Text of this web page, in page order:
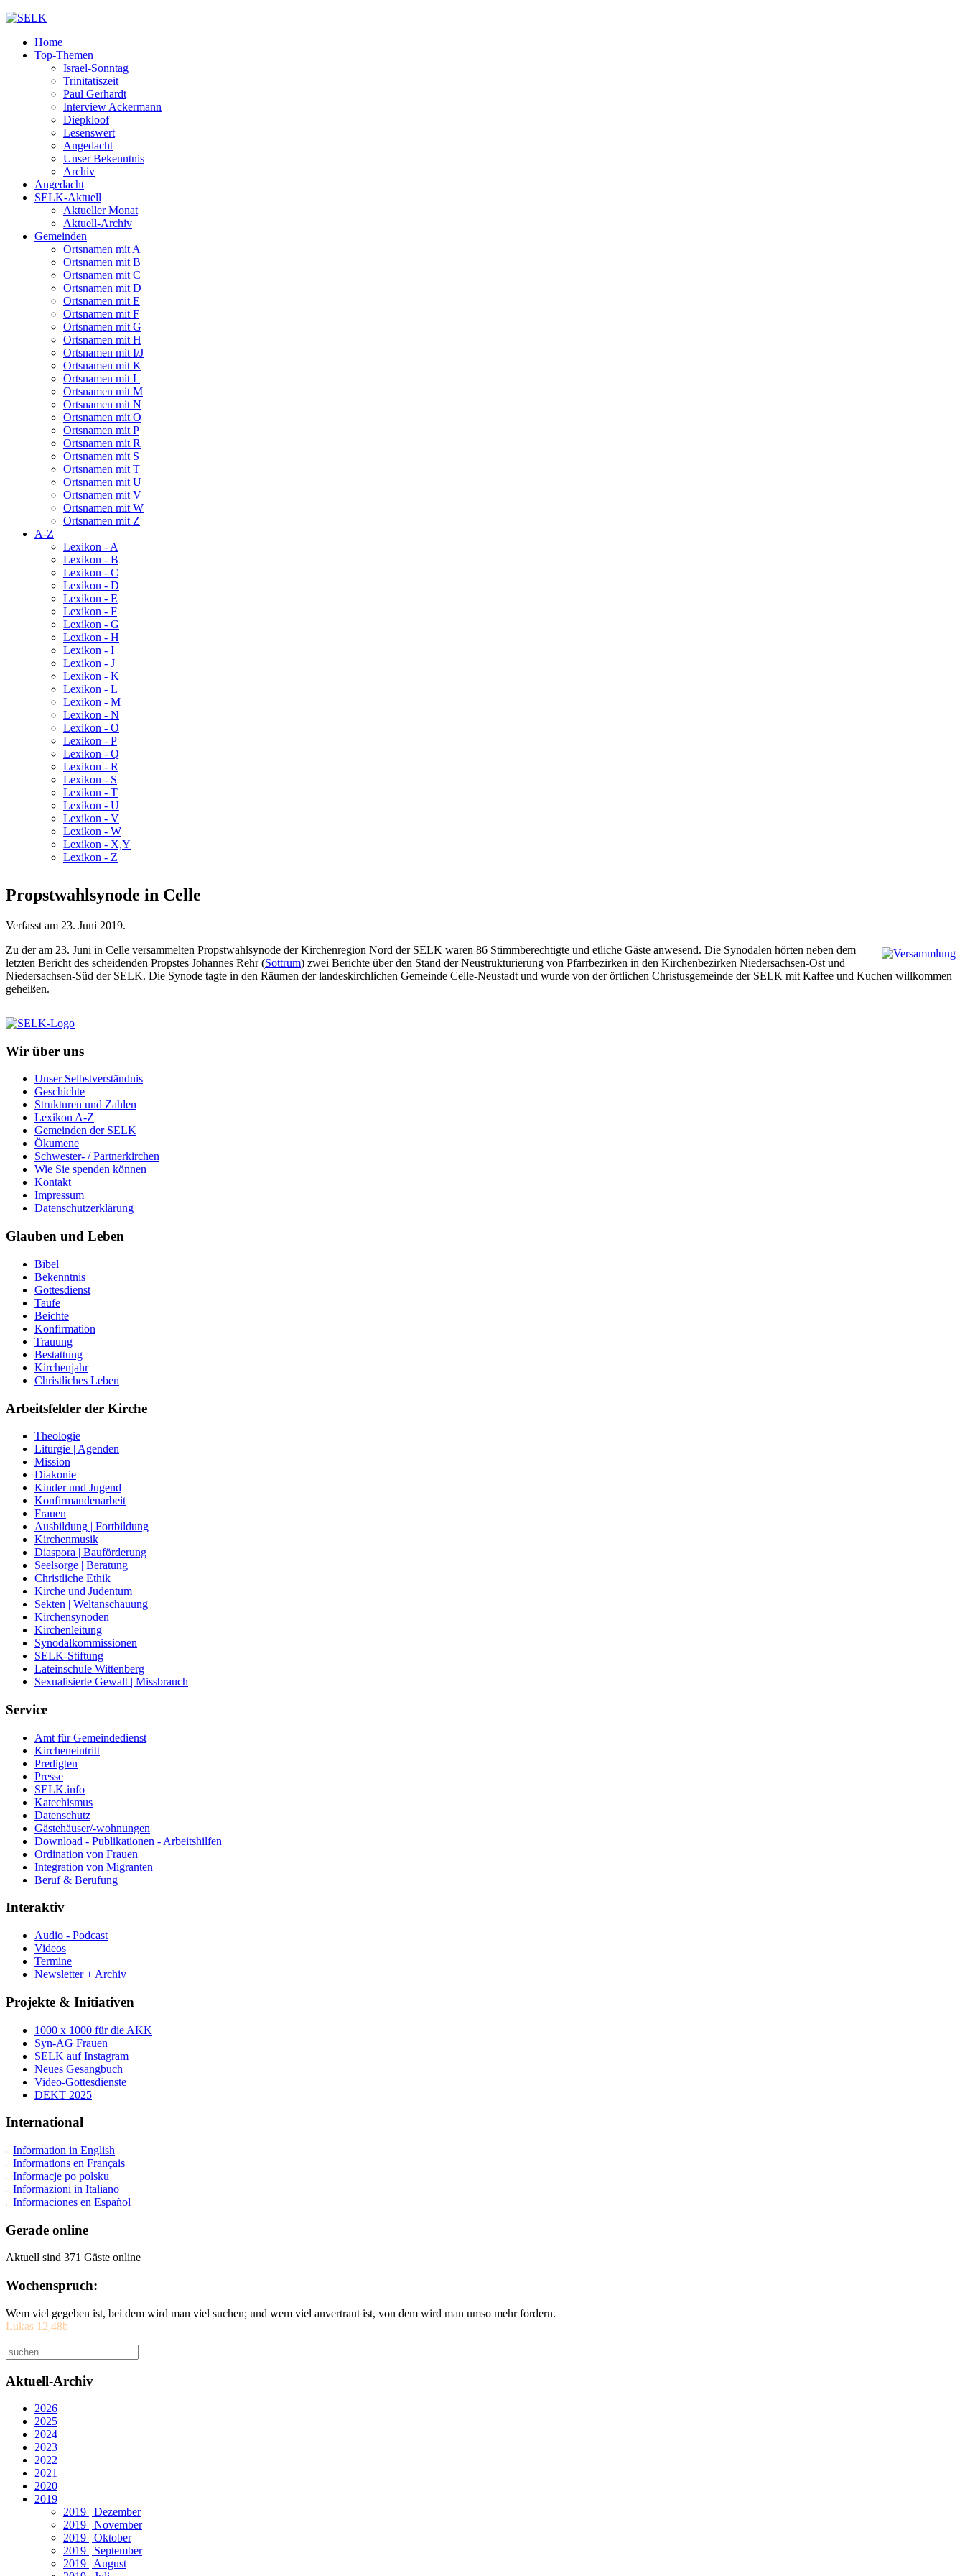
Home
Top-Themen
Israel-Sonntag
Trinitatiszeit
Paul Gerhardt
Interview Ackermann
Diepkloof
Lesenswert
Angedacht
Unser Bekenntnis
Archiv
Angedacht
SELK-Aktuell
Aktueller Monat
Aktuell-Archiv
Gemeinden
Ortsnamen mit A
Ortsnamen mit B
Ortsnamen mit C
Ortsnamen mit D
Ortsnamen mit E
Ortsnamen mit F
Ortsnamen mit G
Ortsnamen mit H
Ortsnamen mit I/J
Ortsnamen mit K
Ortsnamen mit L
Ortsnamen mit M
Ortsnamen mit N
Ortsnamen mit O
Ortsnamen mit P
Ortsnamen mit R
Ortsnamen mit S
Ortsnamen mit T
Ortsnamen mit U
Ortsnamen mit V
Ortsnamen mit W
Ortsnamen mit Z
A-Z
Lexikon - A
Lexikon - B
Lexikon - C
Lexikon - D
Lexikon - E
Lexikon - F
Lexikon - G
Lexikon - H
Lexikon - I
Lexikon - J
Lexikon - K
Lexikon - L
Lexikon - M
Lexikon - N
Lexikon - O
Lexikon - P
Lexikon - Q
Lexikon - R
Lexikon - S
Lexikon - T
Lexikon - U
Lexikon - V
Lexikon - W
Lexikon - X,Y
Lexikon - Z
Propstwahlsynode in Celle
Verfasst am 23. Juni 2019.
Zu der am 23. Juni in Celle versammelten Propstwahlsynode der Kirchenregion Nord der SELK waren 86 Stimmberechtigte und etliche Gäste anwesend. Die Synodalen hörten neben dem
letzten Bericht des scheidenden Propstes Johannes Rehr (Sottrum) zwei Berichte über den Stand der Neustrukturierung von Pfarrbezirken in den Kirchenbezirken Niedersachsen-Ost und
Niedersachsen-Süd der SELK. Die Synode tagte in den Räumen der landeskirchlichen Gemeinde Celle-Neustadt und wurde von der örtlichen Christusgemeinde der SELK mit Kaffee und Kuchen willkommen
geheißen.
Wir über uns
Unser Selbstverständnis
Geschichte
Strukturen und Zahlen
Lexikon A-Z
Gemeinden der SELK
Ökumene
Schwester- / Partnerkirchen
Wie Sie spenden können
Kontakt
Impressum
Datenschutzerklärung
Glauben und Leben
Bibel
Bekenntnis
Gottesdienst
Taufe
Beichte
Konfirmation
Trauung
Bestattung
Kirchenjahr
Christliches Leben
Arbeitsfelder der Kirche
Theologie
Liturgie | Agenden
Mission
Diakonie
Kinder und Jugend
Konfirmandenarbeit
Frauen
Ausbildung | Fortbildung
Kirchenmusik
Diaspora | Bauförderung
Seelsorge | Beratung
Christliche Ethik
Kirche und Judentum
Sekten | Weltanschauung
Kirchensynoden
Kirchenleitung
Synodalkommissionen
SELK-Stiftung
Lateinschule Wittenberg
Sexualisierte Gewalt | Missbrauch
Service
Amt für Gemeindedienst
Kircheneintritt
Predigten
Presse
SELK.info
Katechismus
Datenschutz
Gästehäuser/-wohnungen
Download - Publikationen - Arbeitshilfen
Ordination von Frauen
Integration von Migranten
Beruf & Berufung
Interaktiv
Audio - Podcast
Videos
Termine
Newsletter + Archiv
Projekte & Initiativen
1000 x 1000 für die AKK
Syn-AG Frauen
SELK auf Instagram
Neues Gesangbuch
Video-Gottesdienste
DEKT 2025
International
Information in English
Informations en Français
Informacje po polsku
Informazioni in Italiano
Informaciones en Español
Gerade online
Aktuell sind 371 Gäste online
Wochenspruch:
Wem viel gegeben ist, bei dem wird man viel suchen; und wem viel anvertraut ist, von dem wird man umso mehr fordern.
Lukas 12,48b
Aktuell-Archiv
2026
2025
2024
2023
2022
2021
2020
2019
2019 | Dezember
2019 | November
2019 | Oktober
2019 | September
2019 | August